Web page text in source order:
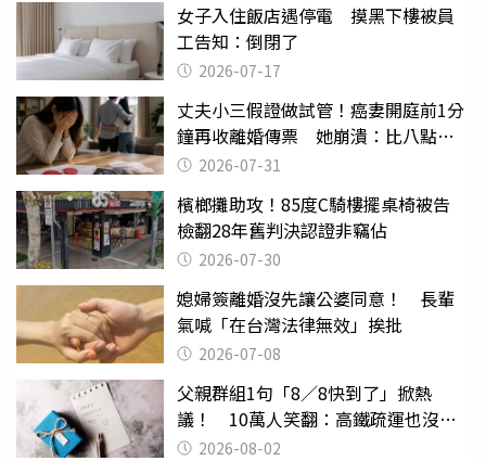
女子入住飯店遇停電 摸黑下樓被員
工告知：倒閉了
2026-07-17
丈夫小三假證做試管！癌妻開庭前1分
鐘再收離婚傳票 她崩潰：比八點檔
還扯2026-07-31
檳榔攤助攻！85度C騎樓擺桌椅被告
檢翻28年舊判決認證非竊佔
2026-07-30
媳婦簽離婚沒先讓公婆同意！ 長輩
氣喊「在台灣法律無效」挨批
2026-07-08
父親群組1句「8／8快到了」掀熱
議！ 10萬人笑翻：高鐵疏運也沒列
父親節
2026-08-02